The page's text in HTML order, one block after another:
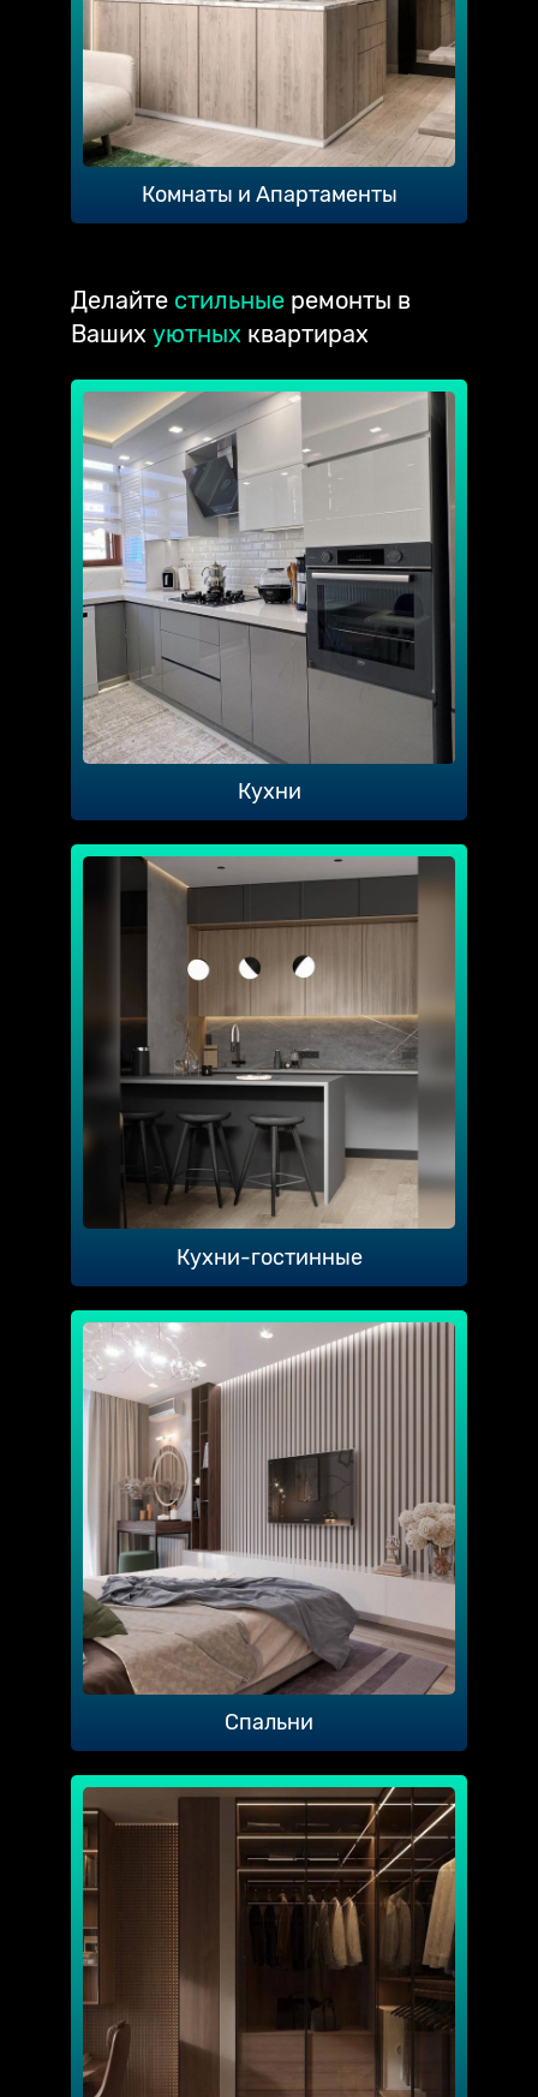
Комнаты и Апартаменты
Делайте стильные ремонты в
Ваших уютных квартирах
Кухни
Кухни-гостинные
Спальни